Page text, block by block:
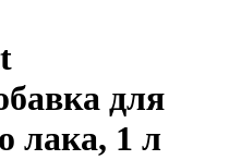
для
лака, 1 л